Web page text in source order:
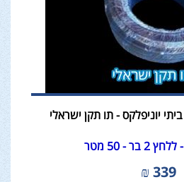
ביתי יוניפלקס - תו תקן ישראלי
- 50 מטר
339
₪